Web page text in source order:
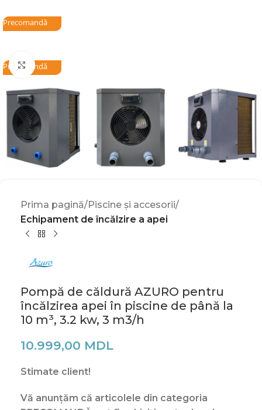
Precomandă
PrecomandăClick to enlarge
Prima pagină Piscine și accesorii
Echipament de încălzire a apei
Pompă de căldură AZURO pentru
încălzirea apei în piscine de până la
10 m³, 3.2 kw, 3 m3/h
10.999,00 MDL
Stimate client!
Vă anunțăm că articolele din categoria